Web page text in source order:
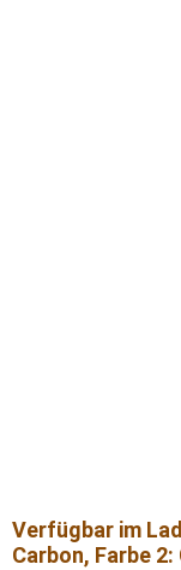
Verfügbar im
Carbon, Farbe